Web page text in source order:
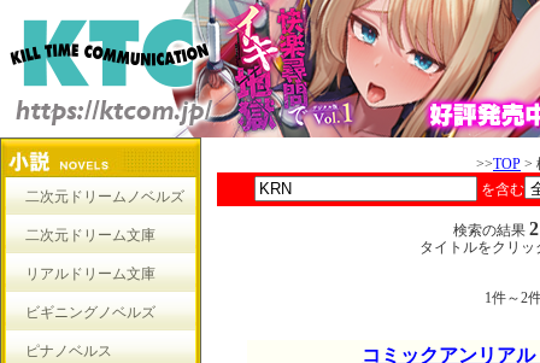
二次元ドリームノベルズ
二次元ドリーム文庫
リアルドリーム文庫
ビギニングノベルズ
ピナノベルス
>>TOP >
を含む
検索の結果
タイトルをクリ
1件～2
コミックアンリアル